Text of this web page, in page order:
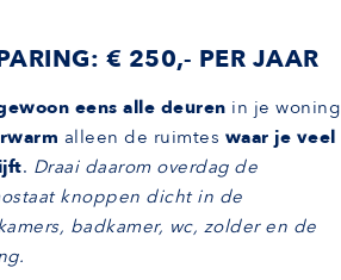
€ 250,- PER JAAR
eens alle deuren in je woning
alleen de ruimtes waar je veel
. Draai daarom overdag de
knoppen dicht in de
badkamer, wc, zolder en de